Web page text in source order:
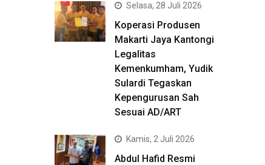
Selasa, 28 Juli 2026
Koperasi Produsen
Makarti Jaya Kantongi
Legalitas
Kemenkumham, Yudik
Sulardi Tegaskan
Kepengurusan Sah
Sesuai AD/ART
Kamis, 2 Juli 2026
Abdul Hafid Resmi